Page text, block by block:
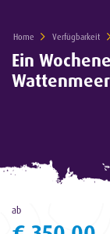
Home Verfügbarkeit
Ein
ab